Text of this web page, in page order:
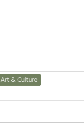
Art & Culture